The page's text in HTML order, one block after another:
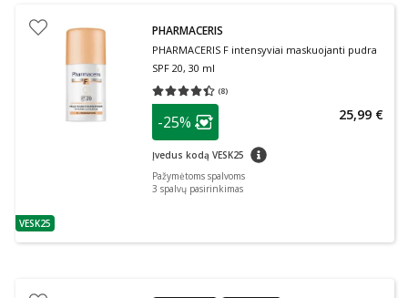
patarimas
VESK25
PHARMACERIS
PHARMACERIS F intensyviai maskuojanti pudra
SPF 20, 30 ml
(8)
Vidutinis įvertinimas 4.38
patarimas
Lojalumo klubo narių nuolaida
-25%
Įvedus kodą VESK25 patarimas
25,99 €
Pažymėtoms spalvoms
3 spalvų pasirinkimas